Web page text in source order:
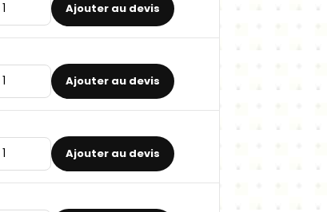
Ajouter au devis
Ajouter au devis
Ajouter au devis